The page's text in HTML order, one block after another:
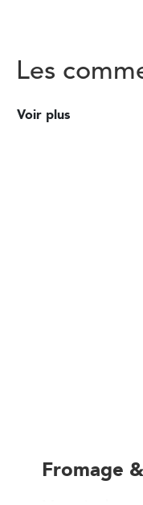
Les
Voir plus
Fromage